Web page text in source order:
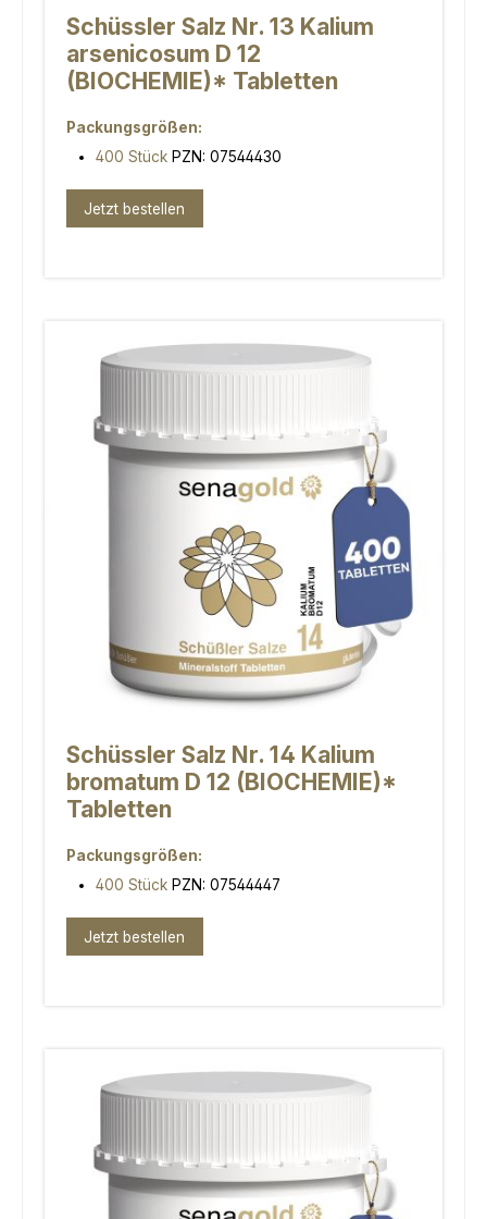
Schüssler Salz Nr. 13 Kalium
arsenicosum D 12
(BIOCHEMIE)* Tabletten
Packungsgrößen:
400 Stück PZN: 07544430
Jetzt bestellen
Schüssler Salz Nr. 14 Kalium
bromatum D 12 (BIOCHEMIE)*
Tabletten
Packungsgrößen:
400 Stück PZN: 07544447
Jetzt bestellen